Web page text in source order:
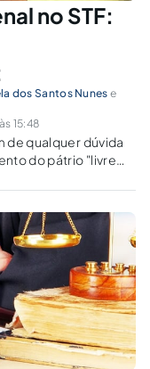
no STF:
dos Santos Nunes e
15:48
de qualquer dúvida
do pátrio "livre
do plenário